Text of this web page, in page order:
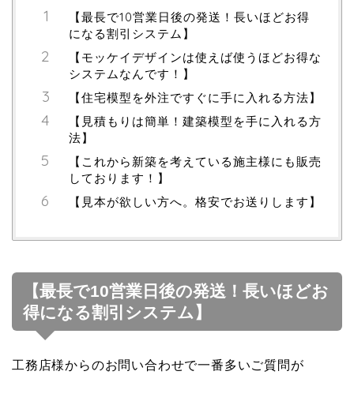
【最長で10営業日後の発送！長いほどお得
になる割引システム】
【モッケイデザインは使えば使うほどお得な
システムなんです！】
【住宅模型を外注ですぐに手に入れる方法】
【見積もりは簡単！建築模型を手に入れる方
法】
【これから新築を考えている施主様にも販売
しております！】
【見本が欲しい方へ。格安でお送りします】
【最長で10営業日後の発送！長いほどお
得になる割引システム】
工務店様からのお問い合わせで一番多いご質問が